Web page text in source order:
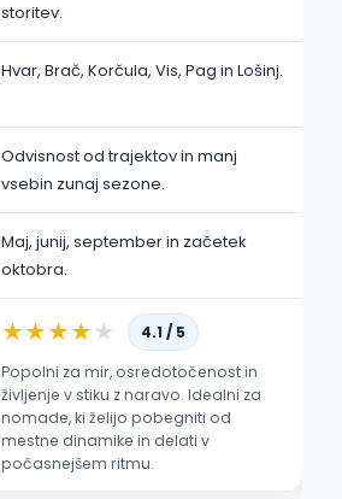
storitev.
Hvar, Brač, Korčula, Vis, Pag in Lošinj.
Odvisnost od trajektov in manj
vsebin zunaj sezone.
Maj, junij, september in začetek
oktobra.
★★★★★
4.1 / 5
Popolni za mir, osredotočenost in
življenje v stiku z naravo. Idealni za
nomade, ki želijo pobegniti od
mestne dinamike in delati v
počasnejšem ritmu.